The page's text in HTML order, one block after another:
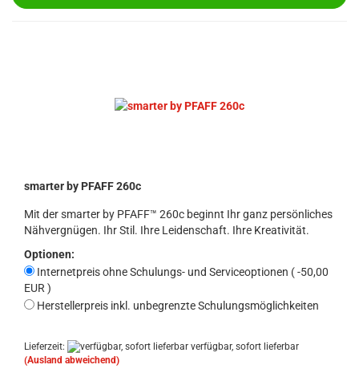
smarter by PFAFF 260c
Mit der smarter by PFAFF™ 260c beginnt Ihr ganz persönliches
Nähvergnügen. Ihr Stil. Ihre Leidenschaft. Ihre Kreativität.
Optionen:
Internetpreis ohne Schulungs- und Serviceoptionen ( -50,00
EUR )
Herstellerpreis inkl. unbegrenzte Schulungsmöglichkeiten
Lieferzeit:
verfügbar, sofort lieferbar
(Ausland abweichend)